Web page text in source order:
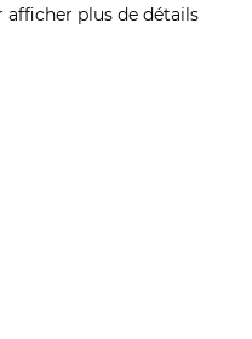
afficher plus de détails